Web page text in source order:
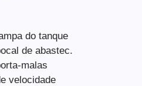
do tanque
de abastec.
malas
velocidade